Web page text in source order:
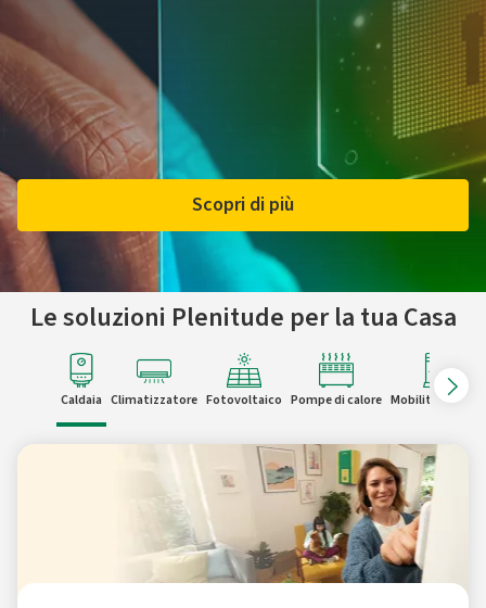
Scopri di più
Le soluzioni Plenitude per la tua Casa
Caldaia Climatizzatore Fotovoltaico Pompe di calore Mobilità